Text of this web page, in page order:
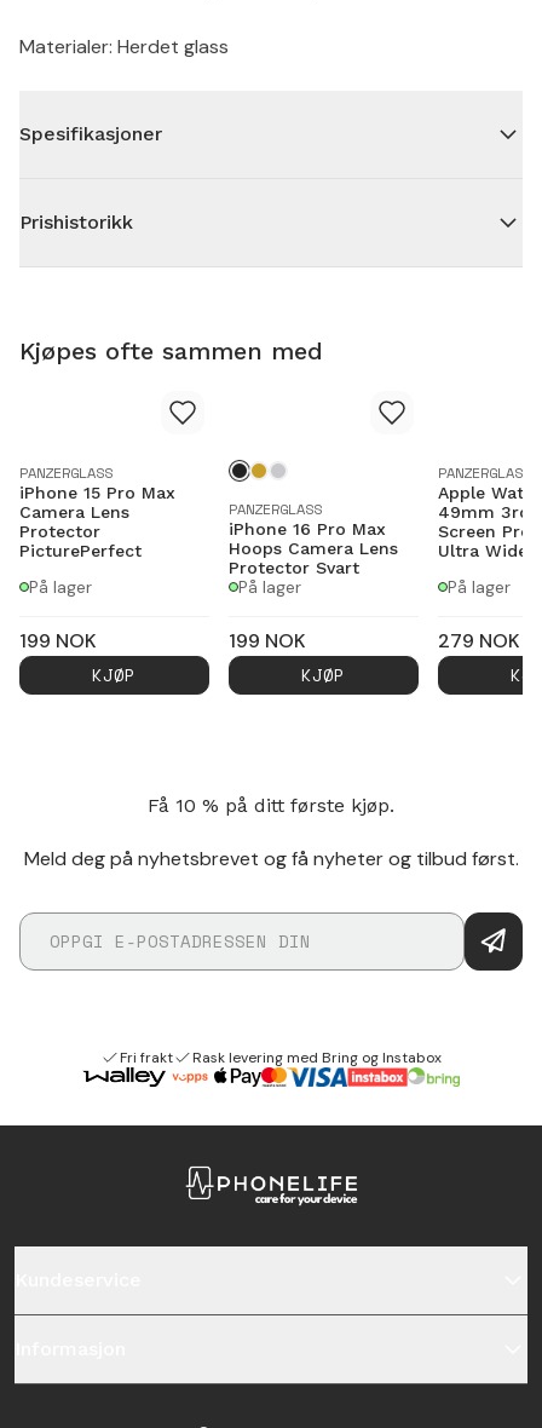
Materialer: Herdet glass
Spesifikasjoner
Prishistorikk
Kjøpes ofte sammen med
PANZERGLASS
iPhone 15 Pro Max
Camera Lens
Protector
PicturePerfect
På lager
199 NOK
KJØP
PANZERGLASS
iPhone 16 Pro Max
Hoops Camera Lens
Protector Svart
På lager
199 NOK
KJØP
PANZERGLASS
Apple
49mm 3rd
Screen
Ultra Wide
På lager
279 NOK
Få 10 % på ditt første kjøp.
Meld deg på nyhetsbrevet og få nyheter og tilbud først.
Fri frakt Rask levering med Bring og Instabox